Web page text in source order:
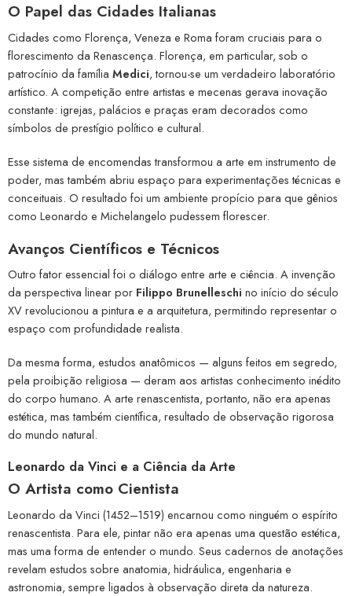
O Papel das Cidades Italianas
Cidades como Florença, Veneza e Roma foram cruciais para o
florescimento da Renascença. Florença, em particular, sob o
patrocínio da família Medici, tornou-se um verdadeiro laboratório
artístico. A competição entre artistas e mecenas gerava inovação
constante: igrejas, palácios e praças eram decorados como
símbolos de prestígio político e cultural.
Esse sistema de encomendas transformou a arte em instrumento de
poder, mas também abriu espaço para experimentações técnicas e
conceituais. O resultado foi um ambiente propício para que gênios
como Leonardo e Michelangelo pudessem florescer.
Avanços Científicos e Técnicos
Outro fator essencial foi o diálogo entre arte e ciência. A invenção
da perspectiva linear por Filippo Brunelleschi no início do século
XV revolucionou a pintura e a arquitetura, permitindo representar o
espaço com profundidade realista.
Da mesma forma, estudos anatômicos — alguns feitos em segredo,
pela proibição religiosa — deram aos artistas conhecimento inédito
do corpo humano. A arte renascentista, portanto, não era apenas
estética, mas também científica, resultado de observação rigorosa
do mundo natural.
Leonardo da Vinci e a Ciência da Arte
O Artista como Cientista
Leonardo da Vinci (1452–1519) encarnou como ninguém o espírito
renascentista. Para ele, pintar não era apenas uma questão estética,
mas uma forma de entender o mundo. Seus cadernos de anotações
revelam estudos sobre anatomia, hidráulica, engenharia e
astronomia, sempre ligados à observação direta da natureza.